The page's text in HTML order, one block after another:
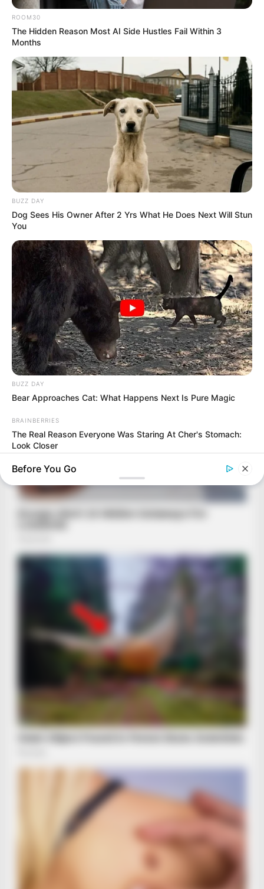
ROOM30
The Hidden Reason Most AI Side Hustles Fail Within 3
Months
BUZZ DAY
Dog Sees His Owner After 2 Yrs What He Does Next Will Stun
You
BUZZ DAY
Bear Approaches Cat: What Happens Next Is Pure Magic
BRAINBERRIES
The Real Reason Everyone Was Staring At Cher's Stomach:
Look Closer
They Found A Dark Secret In Alaska—Cops Responded!
Embarrassing Prince William Moment Caught On Camera
Before You Go